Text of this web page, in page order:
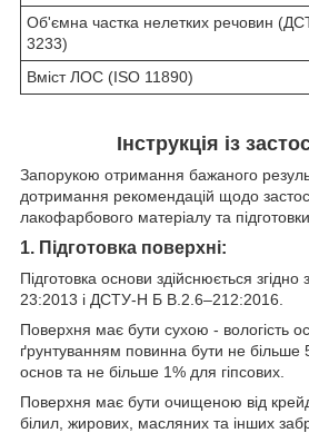
Об'ємна частка нелетких речовин
3233)
Вміст ЛОС (ISO 11890)
Інструкція із
Запорукою отримання бажаного
дотримання рекомендацій щодо
лакофарбового матеріалу та
1. Підготовка поверхні:
Підготовка основи здійснюється
23:2013 і ДСТУ-Н Б В.2.6–212:2016.
Поверхня має бути сухою - вологість
ґрунтуванням повинна бути не
основ та не більше 1% для гіпсових.
Поверхня має бути очищеною від
білил, жирових, масляних та інших